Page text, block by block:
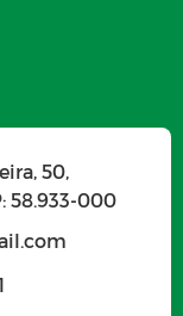
50,
58.933-000